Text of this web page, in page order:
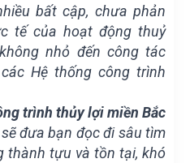
bất cập, chưa phản
tế của hoạt động thuỷ
nhỏ đến công tác
Hệ thống công trình
trình thủy lợi miền Bắc
đưa bạn đọc đi sâu tìm
thành tựu và tồn tại, khó